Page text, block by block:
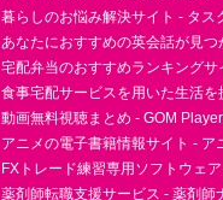
暮らしのお悩み解決サイト - タス
あなたにおすすめの英会話が見
宅配弁当のおすすめランキングサ
食事宅配サービスを用いた生活を
動画無料視聴まとめ - GOM
アニメの電子書籍情報サイト - ア
FXトレード練習専用ソフトウェ
薬剤師転職支援サービス - 薬剤師